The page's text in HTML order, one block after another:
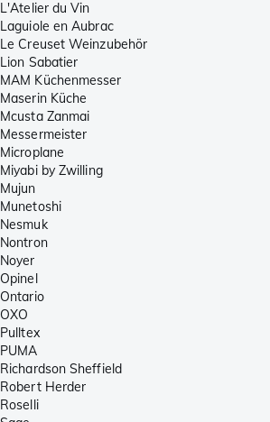
L'Atelier du Vin
Laguiole en Aubrac
Le Creuset Weinzubehör
Lion Sabatier
MAM Küchenmesser
Maserin Küche
Mcusta Zanmai
Messermeister
Microplane
Miyabi by Zwilling
Mujun
Munetoshi
Nesmuk
Nontron
Noyer
Opinel
Ontario
OXO
Pulltex
PUMA
Richardson Sheffield
Robert Herder
Roselli